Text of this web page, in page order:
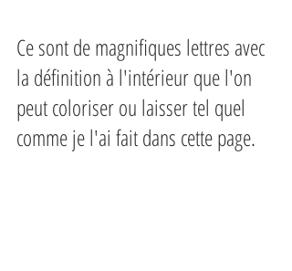
Ce sont de magnifiques lettres avec
la définition à l'intérieur que l'on
peut coloriser ou laisser tel quel
comme je l'ai fait dans cette page.